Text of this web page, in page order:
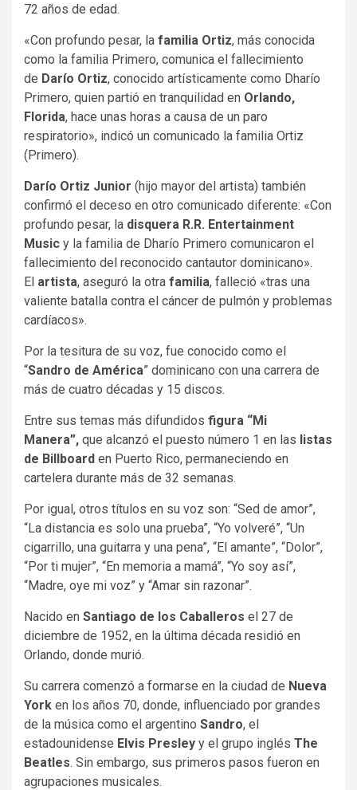
72 años de edad.
«Con profundo pesar, la familia Ortiz, más conocida
como la familia Primero, comunica el fallecimiento
de Darío Ortiz, conocido artísticamente como Dharío
Primero, quien partió en tranquilidad en Orlando,
Florida, hace unas horas a causa de un paro
respiratorio», indicó un comunicado la familia Ortiz
(Primero).
Darío Ortiz Junior (hijo mayor del artista) también
confirmó el deceso en otro comunicado diferente: «Con
profundo pesar, la disquera R.R. Entertainment
Music y la familia de Dharío Primero comunicaron el
fallecimiento del reconocido cantautor dominicano».
El artista, aseguró la otra familia, falleció «tras una
valiente batalla contra el cáncer de pulmón y problemas
cardíacos».
Por la tesitura de su voz, fue conocido como el
“Sandro de América” dominicano con una carrera de
más de cuatro décadas y 15 discos.
Entre sus temas más difundidos figura “Mi
Manera”, que alcanzó el puesto número 1 en las listas
de Billboard en Puerto Rico, permaneciendo en
cartelera durante más de 32 semanas.
Por igual, otros títulos en su voz son: “Sed de amor”,
“La distancia es solo una prueba”, “Yo volveré”, “Un
cigarrillo, una guitarra y una pena”, “El amante”, “Dolor”,
“Por ti mujer”, “En memoria a mamá”, “Yo soy así”,
“Madre, oye mi voz” y “Amar sin razonar”.
Nacido en Santiago de los Caballeros el 27 de
diciembre de 1952, en la última década residió en
Orlando, donde murió.
Su carrera comenzó a formarse en la ciudad de Nueva
York en los años 70, donde, influenciado por grandes
de la música como el argentino Sandro, el
estadounidense Elvis Presley y el grupo inglés The
Beatles. Sin embargo, sus primeros pasos fueron en
agrupaciones musicales.